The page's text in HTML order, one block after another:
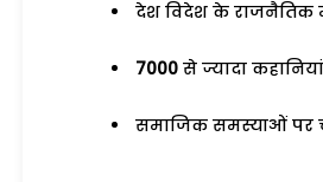
देश विदेश के राजनैतिक
7000 से ज्यादा कहानियां
समाजिक समस्याओं पर